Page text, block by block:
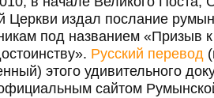
Церкви издал послание
под названием «Призыв
Русский перевод
этого удивительного
сайтом